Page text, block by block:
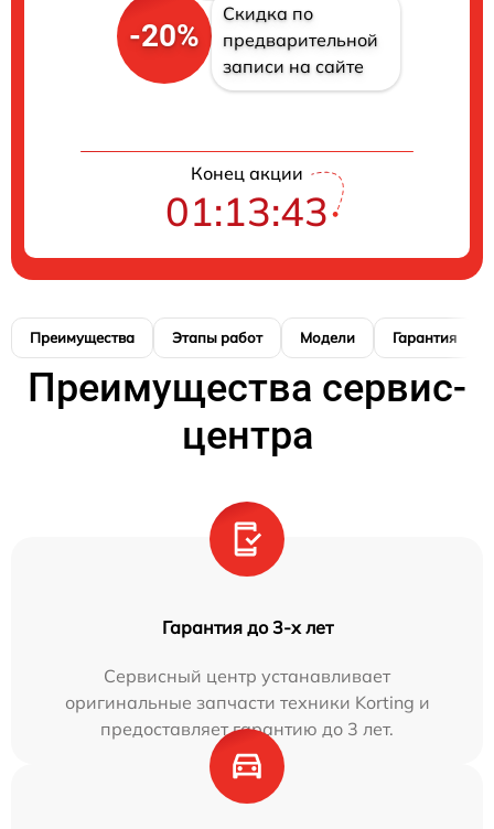
-20%
Скидка по
предварительной
записи на сайте
Конец акции
01:13:42
Преимущества Этапы работ Модели Гарантия
Преимущества сервис-
центра
Гарантия до 3-х лет
Сервисный центр устанавливает
оригинальные запчасти техники Korting и
предоставляет гарантию до 3 лет.